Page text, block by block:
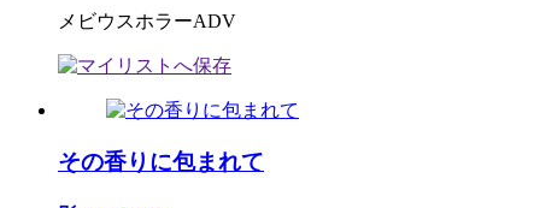
メビウスホラーADV
その香りに包まれて